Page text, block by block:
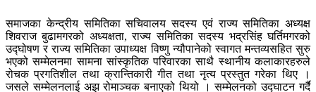
समाजका केन्द्रीय समितिका सचिवालय सदस्य एवं राज्य समितिका अध्यक्ष
शिवराज बुढामगरको अध्यक्षता, राज्य समितिका सदस्य भद्रसिंह घर्तिमगरको
उद्घोषण र राज्य समितिका उपाध्यक्ष विष्णु न्यौपानेको स्वागत मन्तव्यसहित सुरु
भएको सम्मेलनमा सामना सांस्कृतिक परिवारका साथै स्थानीय कलाकारहरुले
रोचक प्रगतिशील तथा क्रान्तिकारी गीत तथा नृत्य प्रस्तुत गरेका थिए ।
जसले सम्मेलनलाई अझ रोमाञ्चक बनाएको थियो । सम्मेलनको उद्घाटन गर्दै